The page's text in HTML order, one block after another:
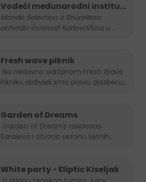
Vodeći međunarodni institut
za kvalitetu nagradio
Karlovačko zlatnom
Monde Selection iz Bruxellesa
potvrdio izvrsnost Karlovačkog u...
Fresh wave piknik
Pikniku doživjeli smo pravu glazbenu...
Garden of Dreams
Sarajevo I otvorio sezonu ljetnih...
White party - Eliptic Kiseljak